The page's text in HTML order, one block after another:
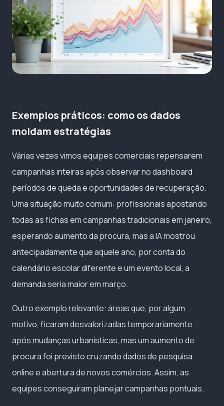
Exemplos práticos: como os dados
moldam estratégias
Várias vezes vimos equipes comerciais repensarem
campanhas inteiras após observar no dashboard
períodos de queda e oportunidades de recuperação.
Uma situação muito comum: profissionais apostando
todas as fichas em campanhas tradicionais em janeiro,
esperando aumento da procura, mas a IA mostrou
antecipadamente que aquele ano, por conta do
calendário escolar diferente e um evento local, a
demanda seria maior em março.
Outro exemplo relevante: áreas que, por algum
motivo, ficaram desvalorizadas temporariamente
após mudanças urbanísticas, mas um aumento de
procura foi previsto cruzando dados de pesquisa
online e abertura de novos comércios. Assim, as
equipes conseguiram planejar campanhas pontuais.